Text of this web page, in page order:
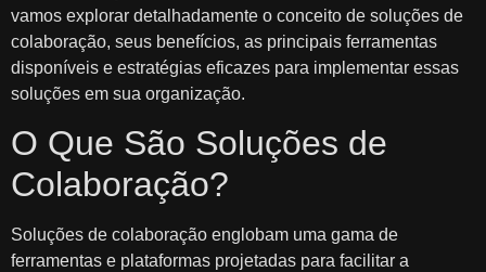
vamos explorar detalhadamente o conceito de soluções de
colaboração, seus benefícios, as principais ferramentas
disponíveis e estratégias eficazes para implementar essas
soluções em sua organização.
O Que São Soluções de
Colaboração?
Soluções de colaboração englobam uma gama de
ferramentas e plataformas projetadas para facilitar a